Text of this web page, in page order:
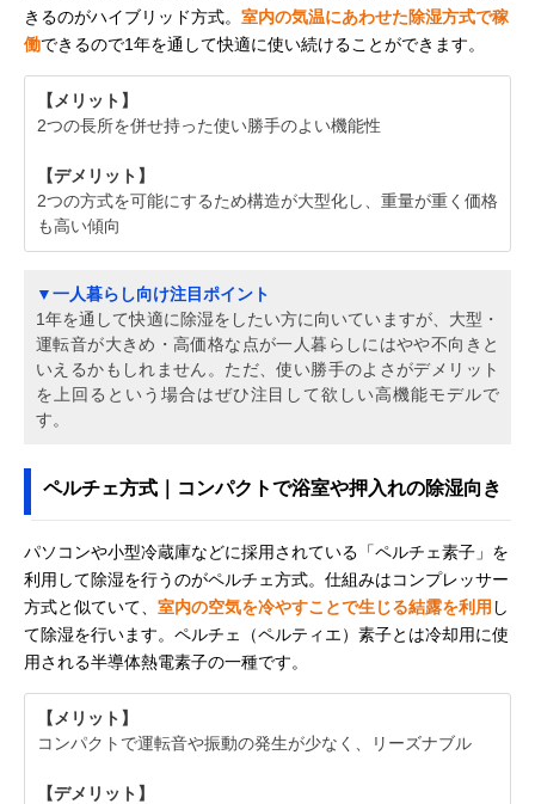
きるのがハイブリッド方式。 室内の気温にあわせた除湿方式で稼
働できるので1年を通して快適に使い続けることができます。
【メリット】
2つの長所を併せ持った使い勝手のよい機能性
【デメリット】
2つの方式を可能にするため構造が大型化し、重量が重く価格
も高い傾向
▼一人暮らし向け注目ポイント
1年を通して快適に除湿をしたい方に向いていますが、大型・
運転音が大きめ・高価格な点が一人暮らしにはやや不向きと
いえるかもしれません。ただ、使い勝手のよさがデメリット
を上回るという場合はぜひ注目して欲しい高機能モデルで
す。
ペルチェ方式｜コンパクトで浴室や押入れの除湿向き
パソコンや小型冷蔵庫などに採用されている「ペルチェ素子」を
利用して除湿を行うのがペルチェ方式。仕組みはコンプレッサー
方式と似ていて、 室内の空気を冷やすことで生じる結露を利用 し
て除湿を行います。ペルチェ（ペルティエ）素子とは冷却用に使
用される半導体熱電素子の一種です。
【メリット】
コンパクトで運転音や振動の発生が少なく、リーズナブル
【デメリット】